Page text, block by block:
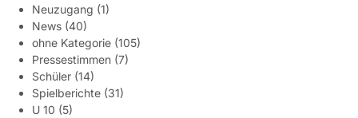
Neuzugang (1)
News (40)
ohne Kategorie (105)
Pressestimmen (7)
Schüler (14)
Spielberichte (31)
U 10 (5)